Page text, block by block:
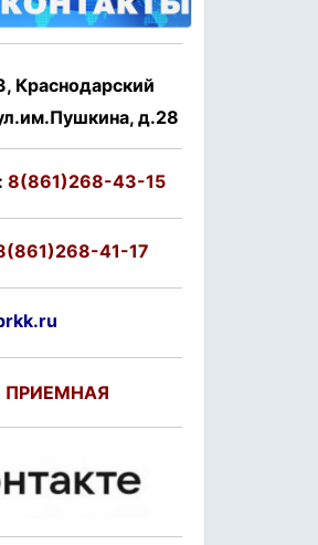
Краснодарский
д.28
8(861)268-43-15
41-17
ПРИЕМНАЯ